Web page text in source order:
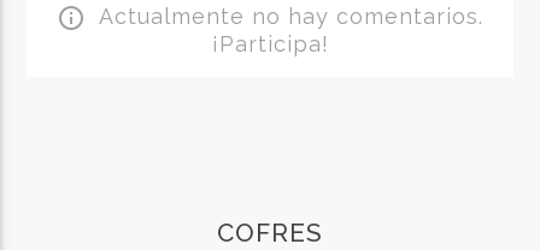
info_outline Actualmente no hay comentarios.
¡Participa!
COFRES